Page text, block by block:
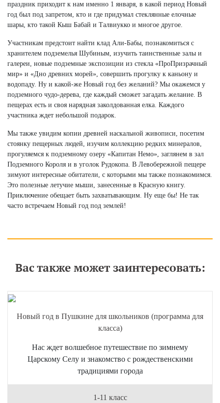
праздник приходит к нам именно 1 января, в какой период Новый
год был под запретом, кто и где придумал стеклянные елочные
шары, кто такой Кыш Бабай и Талвиукко и многое другое.
Участникам предстоит найти клад Али-Бабы, познакомиться с
хранителем подземелья Шубиным, изучить таинственные залы и
галереи, новые подземные экспозиции из стекла «ПроПризрачный
мир» и «Дно древних морей», совершить прогулку к каньону и
водопаду. Ну и какой-же Новый год без желаний? Мы окажемся у
подземного чудо-дерева, где каждый сможет загадать желание. В
пещерах есть и своя нарядная заколдованная елка. Каждого
участника ждет небольшой подарок.
Мы также увидим копии древней наскальной живописи, посетим
стоянку пещерных людей, изучим коллекцию редких минералов,
прогуляемся к подземному озеру «Капитан Немо», заглянем в зал
Подземного Короля и в уголок Рудокопа. В Левобережной пещере
зимуют интересные обитатели, с которыми мы также познакомимся.
Это полезные летучие мыши, занесенные в Красную книгу.
Приключение обещает быть захватывающим. Ну еще бы! Не так
часто встречаем Новый год под землей!
Вас также может заинтересовать:
Новый год в Пушкине для школьников (программа для
класса)
Нас ждет волшебное путешествие по зимнему
Царскому Селу и знакомство с рождественскими
традициями города
1-11 класс